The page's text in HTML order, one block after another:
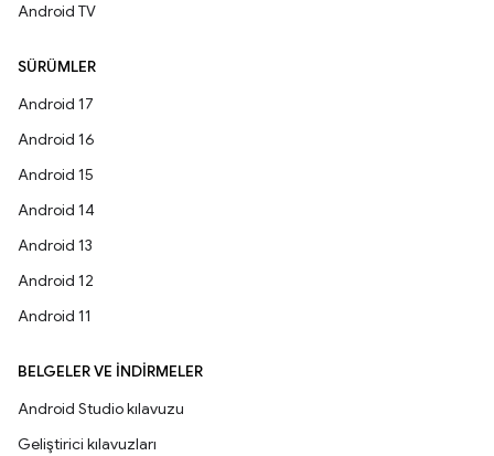
Android TV
SÜRÜMLER
Android 17
Android 16
Android 15
Android 14
Android 13
Android 12
Android 11
BELGELER VE İNDIRMELER
Android Studio kılavuzu
Geliştirici kılavuzları